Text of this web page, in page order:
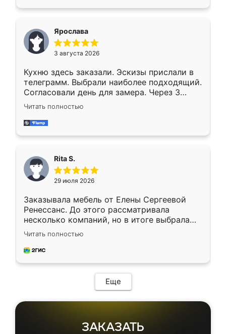
Ярослава
3 августа 2026
Кухню здесь заказали. Эскизы прислали в
телеграмм. Выбрали наиболее подходящий.
Согласовали день для замера. Через 3
недели кухня была уже готова. Остались
довольны работой. Спасибо Ренессанс
мебель за качественную работу!
Читать полностью
Rita S.
29 июля 2026
Заказывала мебель от Елены Сергеевой
Ренессанс. До этого рассматривала
несколько компаний, но в итоге выбрала
эту. Сначала обговорили условия, потом
приехал замерщик, всё спокойно объяснил
и снял размеры. Изготовили в срок, с
мебель сразу встала на свое место без
каких-либо доработок. Качеством осталась
довольна, все выглядит так, как и ожидала.
Читать полностью
Еще
ЗАКАЗАТЬ